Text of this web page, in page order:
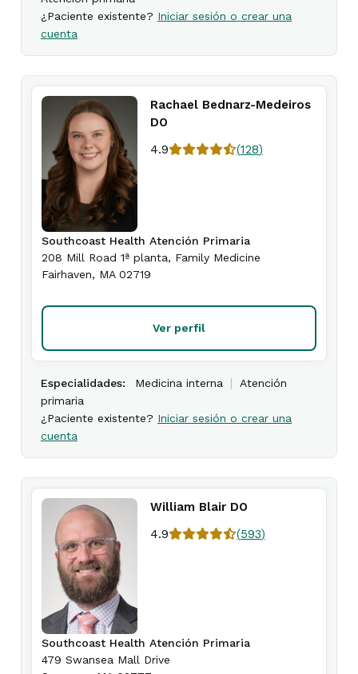
¿Paciente existente? Iniciar sesión o crear una
cuenta
Rachael Bednarz-Medeiros
DO
4.9
(128)
Southcoast Health Atención Primaria
208 Mill Road 1ª planta, Family Medicine
Fairhaven, MA 02719
Ver perfil
Especialidades: Medicina interna |
Atención
primaria
¿Paciente existente? Iniciar sesión o crear una
cuenta
William Blair DO
4.9
(593)
Southcoast Health Atención Primaria
479 Swansea Mall Drive